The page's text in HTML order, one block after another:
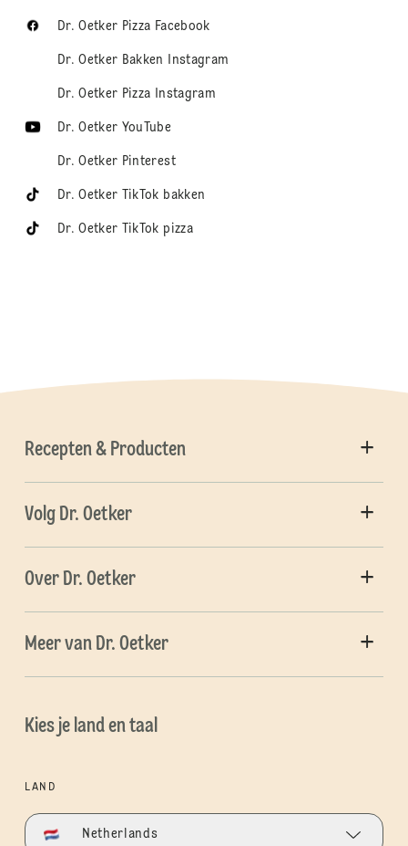
Dr. Oetker Pizza Facebook
Dr. Oetker Bakken Instagram
Dr. Oetker Pizza Instagram
Dr. Oetker YouTube
Dr. Oetker Pinterest
Dr. Oetker TikTok bakken
Dr. Oetker TikTok pizza
Recepten & Producten
Volg Dr. Oetker
Over Dr. Oetker
Meer van Dr. Oetker
Kies je land en taal
LAND
Netherlands